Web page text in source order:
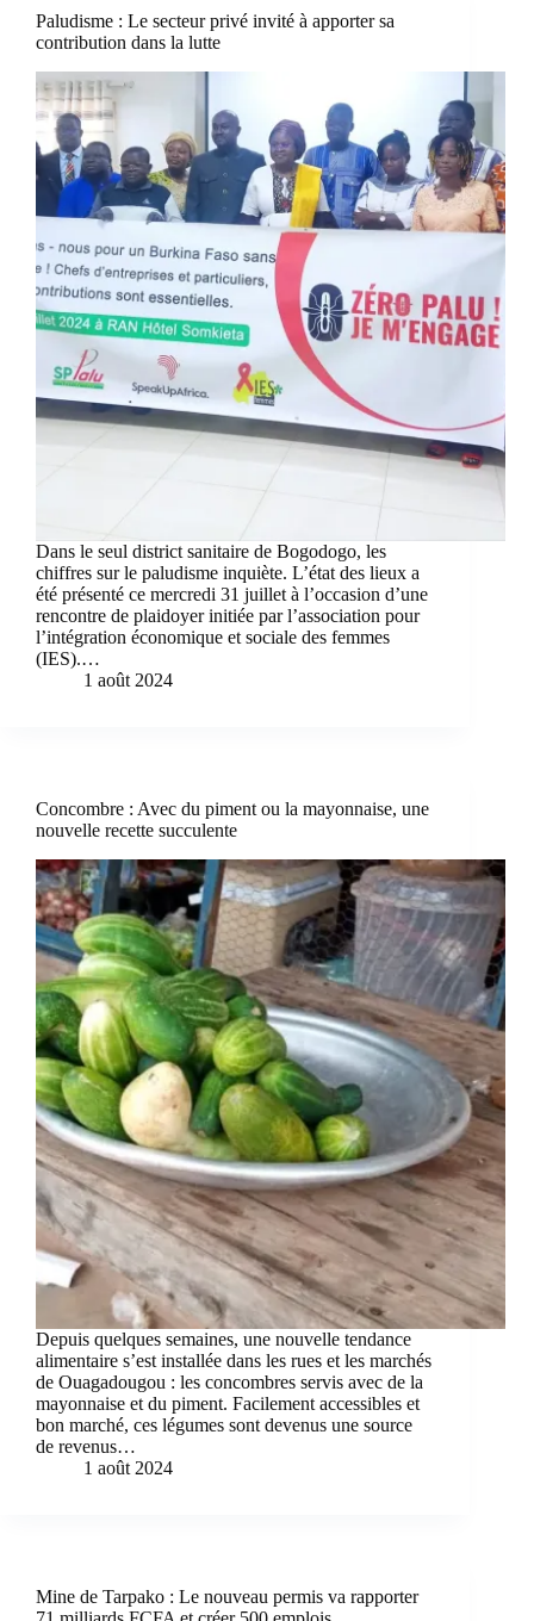
Paludisme : Le secteur privé invité à apporter sa
contribution dans la lutte
Dans le seul district sanitaire de Bogodogo, les
chiffres sur le paludisme inquiète. L’état des lieux a
été présenté ce mercredi 31 juillet à l’occasion d’une
rencontre de plaidoyer initiée par l’association pour
l’intégration économique et sociale des femmes
(IES).…
1 août 2024
Concombre : Avec du piment ou la mayonnaise, une
nouvelle recette succulente
Depuis quelques semaines, une nouvelle tendance
alimentaire s’est installée dans les rues et les marchés
de Ouagadougou : les concombres servis avec de la
mayonnaise et du piment. Facilement accessibles et
bon marché, ces légumes sont devenus une source
de revenus…
1 août 2024
Mine de Tarpako : Le nouveau permis va rapporter